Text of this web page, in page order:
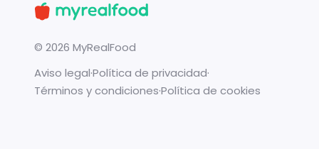
© 2026 MyRealFood
Aviso legal·Política de privacidad·
Términos y condiciones·Política de cookies